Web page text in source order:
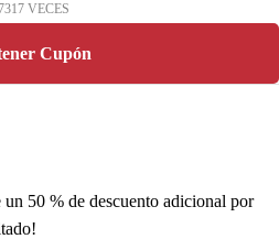
VECES
Cupón
un 50 % de descuento adicional por